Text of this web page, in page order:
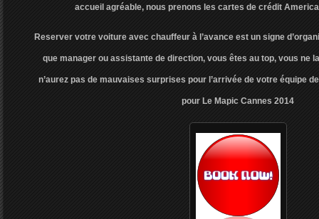
accueil agréable, nous prenons les cartes de crédit
Reserver votre voiture avec chauffeur à l’avance est un signe
que manager ou assistante de direction, vous êtes au top, vous ne
n’aurez pas de mauvaises surprises pour l’arrivée de votre équipe
pour Le Mapic Cannes 2014